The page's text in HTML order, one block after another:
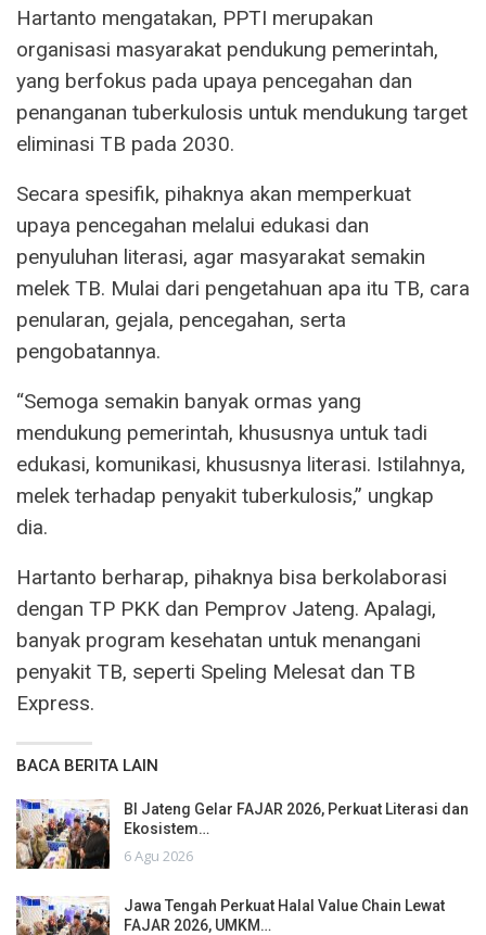
Hartanto mengatakan, PPTI merupakan
organisasi masyarakat pendukung pemerintah,
yang berfokus pada upaya pencegahan dan
penanganan tuberkulosis untuk mendukung target
eliminasi TB pada 2030.
Secara spesifik, pihaknya akan memperkuat
upaya pencegahan melalui edukasi dan
penyuluhan literasi, agar masyarakat semakin
melek TB. Mulai dari pengetahuan apa itu TB, cara
penularan, gejala, pencegahan, serta
pengobatannya.
“Semoga semakin banyak ormas yang
mendukung pemerintah, khususnya untuk tadi
edukasi, komunikasi, khususnya literasi. Istilahnya,
melek terhadap penyakit tuberkulosis,” ungkap
dia.
Hartanto berharap, pihaknya bisa berkolaborasi
dengan TP PKK dan Pemprov Jateng. Apalagi,
banyak program kesehatan untuk menangani
penyakit TB, seperti Speling Melesat dan TB
Express.
BACA BERITA LAIN
BI Jateng Gelar FAJAR 2026, Perkuat Literasi dan
Ekosistem…
6 Agu 2026
Jawa Tengah Perkuat Halal Value Chain Lewat
FAJAR 2026, UMKM…